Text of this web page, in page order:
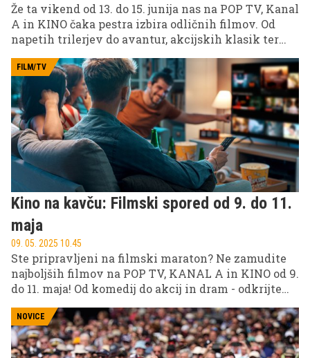
Že ta vikend od 13. do 15. junija nas na POP TV, Kanal
A in KINO čaka pestra izbira odličnih filmov. Od
napetih trilerjev do avantur, akcijskih klasik ter
podroben program v nadaljevanju.
FILM/TV
Kino na kavču: Filmski spored od 9. do 11.
maja
09. 05. 2025 10.45
Ste pripravljeni na filmski maraton? Ne zamudite
najboljših filmov na POP TV, KANAL A in KINO od 9.
do 11. maja! Od komedij do akcij in dram - odkrijte
kokice, udobno se namestite in uživajte v
vrhunskem filmskem doživetju kar v vašem domu.
NOVICE